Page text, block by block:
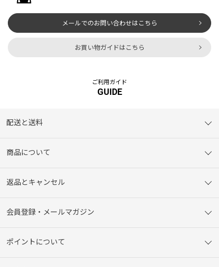
メールでのお問い合わせはこちら
お買い物ガイドはこちら
ご利用ガイド
GUIDE
配送と送料
商品について
返品とキャンセル
会員登録・メールマガジン
ポイントについて